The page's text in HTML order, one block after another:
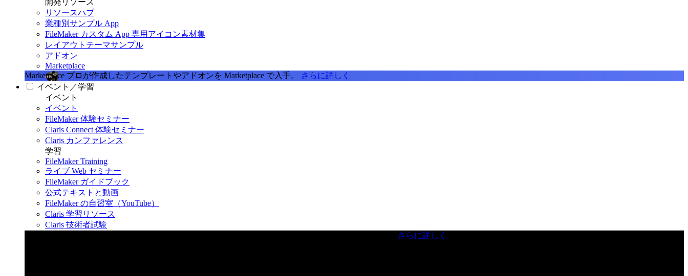
開発リソース
リソースハブ
業種別サンプル App
FileMaker カスタム App 専用アイコン素材集
レイアウトテーマサンプル
アドオン
Marketplace
Marketplace プロが作成したテンプレートやアドオンを Marketplace で入手。
さらに詳しく
イベント／学習
イベント
イベント
FileMaker 体験セミナー
Claris Connect 体験セミナー
Claris カンファレンス
学習
FileMaker Training
ライブ Web セミナー
FileMaker ガイドブック
公式テキストと動画
FileMaker の自習室（YouTube）
Claris 学習リソース
Claris 技術者試験
さらに詳しく